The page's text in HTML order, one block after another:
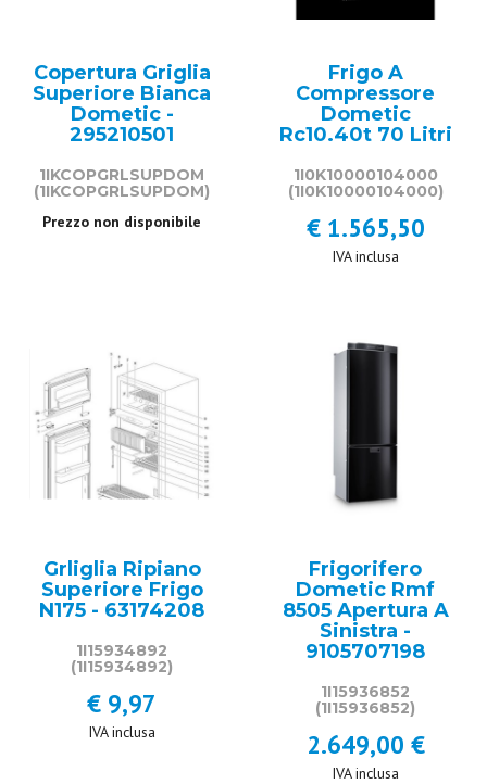
Copertura Griglia
Superiore Bianca
Dometic -
295210501
1IKCOPGRLSUPDOM
(1IKCOPGRLSUPDOM)
Prezzo non disponibile
Frigo A
Compressore
Dometic
Rc10.40t 70 Litri
1I0K10000104000
(1I0K10000104000)
€ 1.565,50
IVA inclusa
Grliglia Ripiano
Superiore Frigo
N175 - 63174208
1I15934892
(1I15934892)
€ 9,97
IVA inclusa
Frigorifero
Dometic Rmf
8505 Apertura A
Sinistra -
9105707198
1I15936852
(1I15936852)
2.649,00 €
IVA inclusa